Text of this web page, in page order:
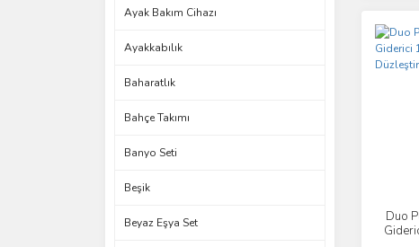
Ayak Bakım Cihazı
Ayakkabılık
Baharatlık
Bahçe Takımı
Banyo Seti
Beşik
Beyaz Eşya Set
Duo